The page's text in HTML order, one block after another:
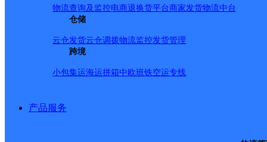
物流查询及监控电商退换货平台商家发货物流中台
仓储
云仓发货云仓调拨物流监控发货管理
跨境
小包集运海运拼箱中欧班铁空运专线
产品服务